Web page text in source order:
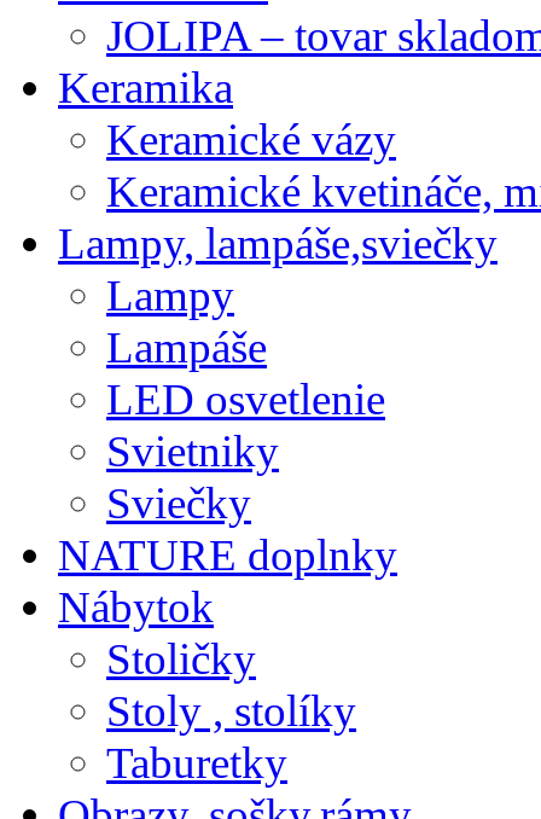
JOLIPA – tovar
Keramika
Keramické vázy
Keramické kvetináče,
Lampy, lampáše,sviečky
Lampy
Lampáše
LED osvetlenie
Svietniky
Sviečky
NATURE doplnky
Nábytok
Stoličky
Stoly , stolíky
Taburetky